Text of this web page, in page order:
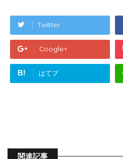
Twitter
Google+
B! はてブ
関連記事